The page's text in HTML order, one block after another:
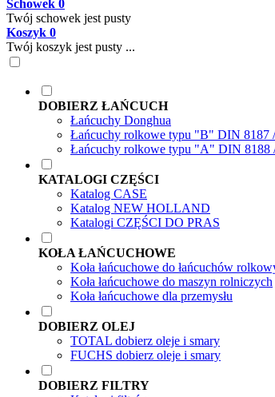
Schowek 0
Twój schowek jest pusty
Koszyk 0
Twój koszyk jest pusty ...
DOBIERZ ŁAŃCUCH
Łańcuchy Donghua
Łańcuchy rolkowe typu "B" DIN 8187
Łańcuchy rolkowe typu "A" DIN 8188
KATALOGI CZĘŚCI
Katalog CASE
Katalog NEW HOLLAND
Katalogi CZĘŚCI DO PRAS
KOŁA ŁAŃCUCHOWE
Koła łańcuchowe do łańcuchów
Koła łańcuchowe do maszyn rolniczych
Koła łańcuchowe dla przemysłu
DOBIERZ OLEJ
TOTAL dobierz oleje i smary
FUCHS dobierz oleje i smary
DOBIERZ FILTRY